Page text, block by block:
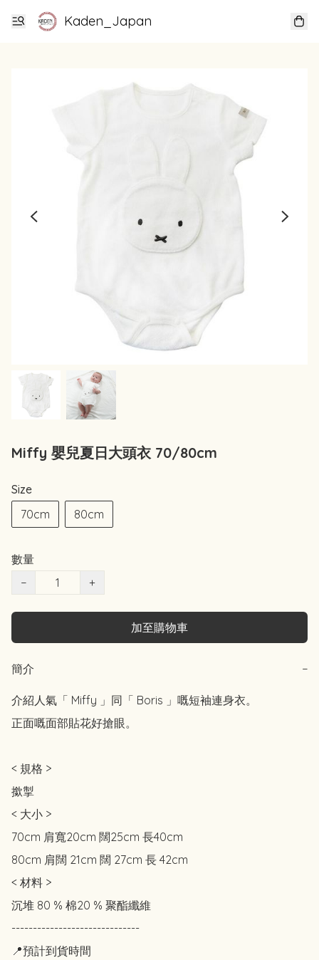
Kaden_Japan
Miffy 嬰兒夏日大頭衣 70/80cm
Size
70cm
80cm
數量
−
+
加至購物車
簡介 −
介紹人氣「 Miffy 」同「 Boris 」嘅短袖連身衣。
正面嘅面部貼花好搶眼。
< 規格 >
撳掣
< 大小 >
70cm 肩寬20cm 闊25cm 長40cm
80cm 肩闊 21cm 闊 27cm 長 42cm
< 材料 >
沉堆 80 % 棉20 % 聚酯纖維
------------------------------
📍預計到貨時間